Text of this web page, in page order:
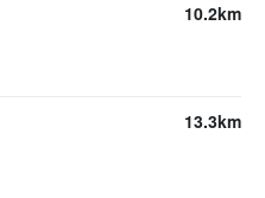
10.2km
13.3km